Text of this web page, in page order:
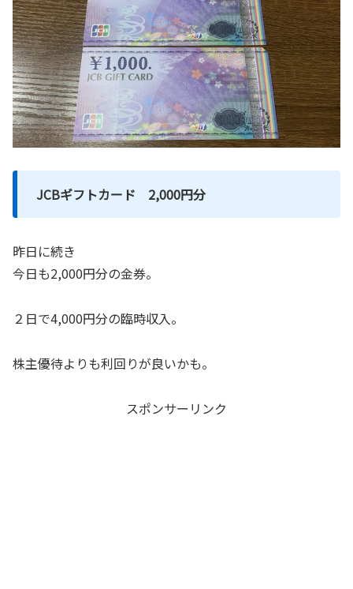
JCBギフトカード 2,000円分
昨日に続き
今日も2,000円分の金券。
２日で4,000円分の臨時収入。
株主優待よりも利回りが良いかも。
スポンサーリンク